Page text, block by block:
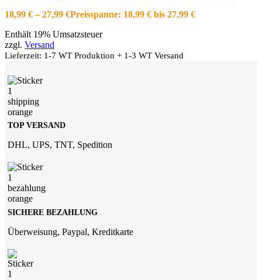
18,99 € –27,99 €Preisspanne: 18,99 € bis 27,99 €
Enthält 19% Umsatzsteuer
zzgl. Versand
Lieferzeit: 1-7 WT Produktion + 1-3 WT Versand
TOP VERSAND
DHL, UPS, TNT, Spedition
SICHERE BEZAHLUNG
Überweisung, Paypal, Kreditkarte